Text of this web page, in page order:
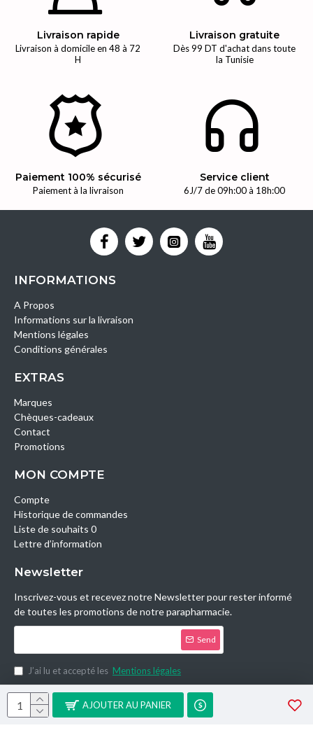
AJOUTER AU PANIER
Livraison rapide
Livraison à domicile en 48 à 72
H
Livraison gratuite
Dès 99 DT d'achat dans toute
la Tunisie
Paiement 100% sécurisé
Paiement à la livraison
Service client
6J/7 de 09h:00 à 18h:00
INFORMATIONS
A Propos
Informations sur la livraison
Mentions légales
Conditions générales
EXTRAS
Marques
Chèques-cadeaux
Contact
Promotions
MON COMPTE
Compte
Historique de commandes
Liste de souhaits 0
Lettre d’information
Newsletter
Inscrivez-vous et recevez notre Newsletter pour rester informé
de toutes les promotions de notre parapharmacie.
Send
J’ai lu et accepté les Mentions légales
Copyright © 2014, Parashop.tn, All Rights Reserved.